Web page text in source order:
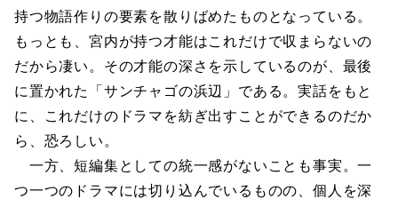
持つ物語作りの要素を散りばめたものとなっている。
もっとも、宮内が持つ才能はこれだけで収まらないの
だから凄い。その才能の深さを示しているのが、最後
に置かれた「サンチャゴの浜辺」である。実話をもと
に、これだけのドラマを紡ぎ出すことができるのだか
ら、恐ろしい。
一方、短編集としての統一感がないことも事実。一
つ一つのドラマには切り込んでいるものの、個人を深